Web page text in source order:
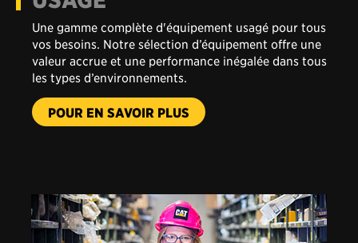
vos besoins. Notre sélection d’équipement offre une
valeur accrue et une performance inégalée dans tous
les types d’environnements.
POUR EN SAVOIR PLUS
LOURD
USAGÉ